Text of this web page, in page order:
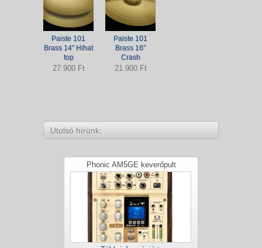
Paiste 101
Brass 14″ Hihat
top
27.900 Ft
Paiste 101
Brass 16″
Crash
21.900 Ft
Utolsó hírünk:
Phonic AM5GE keverőpult